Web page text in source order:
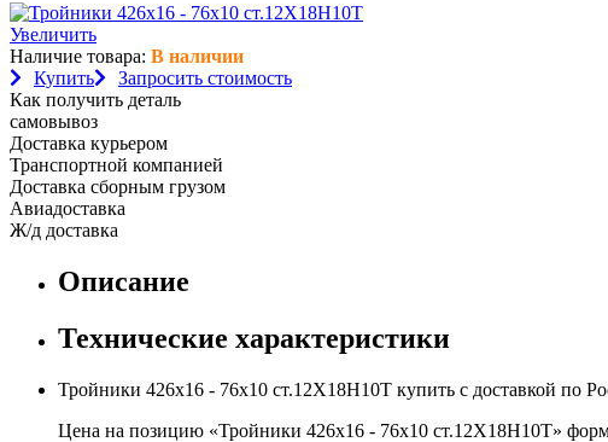
Увеличить
Наличие товара: В наличии
Купить
Запросить стоимость
Как получить деталь
самовывоз
Доставка курьером
Транспортной компанией
Доставка сборным грузом
Авиадоставка
Ж/д доставка
Описание
Технические характеристики
Тройники 426х16 - 76х10 ст.12Х18Н10Т купить с доставкой
Цена на позицию «Тройники 426х16 - 76х10 ст.12Х18Н10Т»